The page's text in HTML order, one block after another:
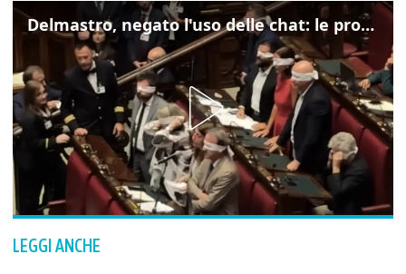
Delmastro, negato l'uso delle chat: le proteste di Avs e M5s
LEGGI ANCHE